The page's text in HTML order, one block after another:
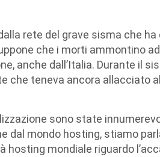
rete del grave sisma che ha
che i morti ammontino
anche dall’Italia. Durante il
che teneva ancora allacciato
sono state
dal mondo hosting, stiamo
hosting mondiale riguardo